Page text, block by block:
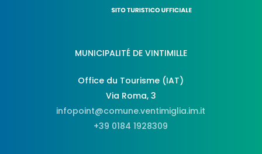
MUNICIPALITÉ DE VINTIMILLE
Office du Tourisme (IAT)
Via Roma, 3
infopoint@comune.ventimiglia.im.it
+39 0184 1928309